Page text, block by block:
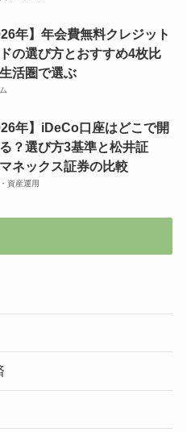
年】年会費無料クレジット
の選び方とおすすめ4枚比
活圏で選ぶ
年】iDeCo口座はどこで開
？選び方3基準と松井証
ネックス証券の比較
資産運用